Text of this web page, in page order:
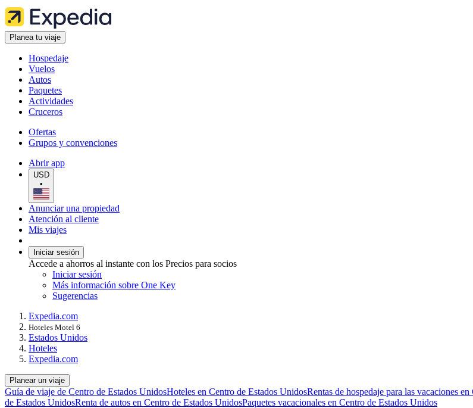
Planea tu viaje
Hospedaje
Vuelos
Autos
Paquetes
Actividades
Cruceros
Ofertas
Grupos y convenciones
Abrir app
USD
•
Anunciar una propiedad
Atención al cliente
Mis viajes
Iniciar sesión
Accede a ahorros al instante con los Precios para socios
Iniciar sesión
Más información sobre One Key
Sugerencias
Expedia.com
Hoteles Motel 6
Estados Unidos
Hoteles
Expedia.com
Planear un viaje
Guía de viaje de Centro de Estados UnidosHoteles en Centro de Estados UnidosRentas de hospedaje para las vacaciones
de Estados UnidosRenta de autos en Centro de Estados UnidosPaquetes vacacionales en Centro de Estados Unidos